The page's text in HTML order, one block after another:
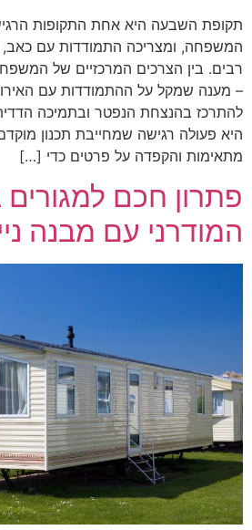
תקופת השבעה היא אחת התקופות
המשפחה, ומצריכה התמודדות עם כאב,
רבים. בין הצרכים המרכזיים של
– מענה שמקל על ההתמודדות עם
להתרכז בהנצחת הנפטר ובתמיכה
היא פעולה רגישה שמחייבת תכנון
מתאימות והקפדה על פרטים כדי […]
פתרון חכם למגורים
המודרני עם מבנה